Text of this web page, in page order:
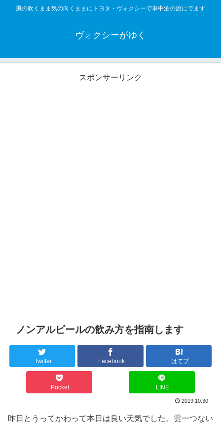
風の吹くまま気の向くままにトヨタ・ヴォクシーで車中泊の旅にでます
ヴォクシーがゆく
スポンサーリンク
ノンアルビールの飲み方を指南します
Twitter Facebook はてブ
Pocket LINE
2019.10.30
昨日とうってかわって本日は良い天気でした。雲一つない